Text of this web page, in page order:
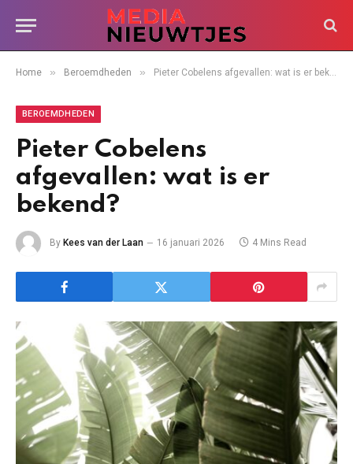
Home » Beroemdheden » Pieter Cobelens afgevallen: wat is er bekend?
BEROEMDHEDEN
Pieter Cobelens
afgevallen: wat is er
bekend?
By Kees van der Laan 16 januari 2026 4 Mins Read